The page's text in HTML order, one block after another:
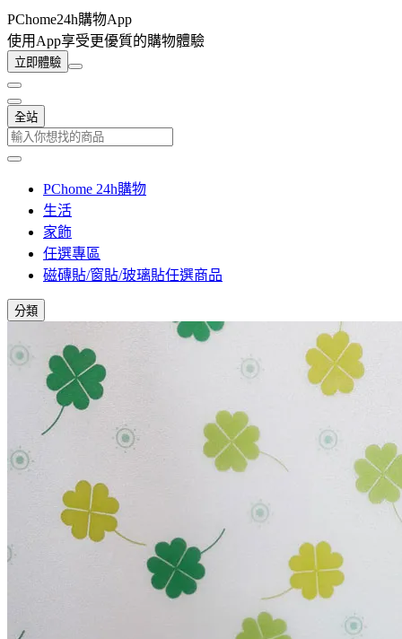
PChome24h購物App
使用App享受更優質的購物體驗
立即體驗
全站
PChome 24h購物
生活
家飾
任選專區
磁磚貼/窗貼/玻璃貼任選商品
分類